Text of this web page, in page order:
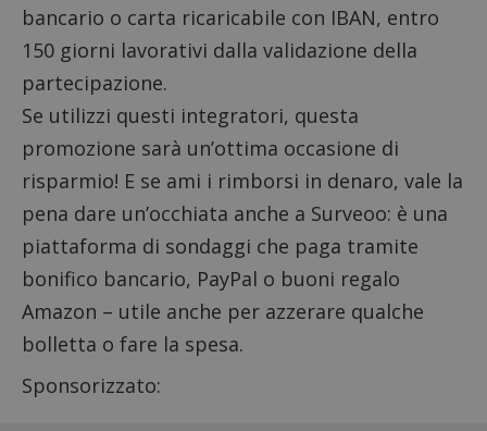
bancario o carta ricaricabile con IBAN, entro
150 giorni lavorativi dalla validazione della
partecipazione.
Se utilizzi questi integratori, questa
promozione sarà un’ottima occasione di
risparmio! E se ami i rimborsi in denaro, vale la
pena dare un’occhiata anche a Surveoo: è una
piattaforma di sondaggi che paga tramite
bonifico bancario, PayPal o buoni regalo
Amazon – utile anche per azzerare qualche
bolletta o fare la spesa.
Sponsorizzato: